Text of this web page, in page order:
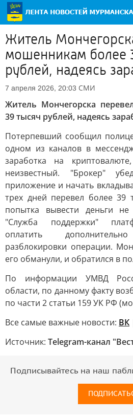
Житель
мошенникам более
рублей, надеясь
7 апреля 2026, 20:03 СМИ
Житель Мончегорска
39 тысяч рублей, надеясь
Потерпевший сообщил
одном из каналов в
заработка на
неизвестный. "Брокер"
приложение и начать
трех дней перевел более 39
попытка вывести деньги не
"Служба поддержки"
оплатить
разблокировки операции.
его обманули, и обратился в
По информации УМВД
области, по данному факту
по части 2 статьи 159 УК РФ
Все самые важные новости: ВК
Источник: Telegram-канал
Подписывайтесь на наш